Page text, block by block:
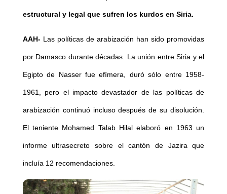
estructural y legal que sufren los kurdos en Siria.
AAH-Las políticas de arabización han sido promovidas
por Damasco durante décadas. La unión entre Siria y el
Egipto de Nasser fue efímera, duró sólo entre 1958-
1961, pero el impacto devastador de las políticas de
arabización continuó incluso después de su disolución.
El teniente Mohamed Talab Hilal elaboró en 1963 un
informe ultrasecreto sobre el cantón de Jazira que
incluía 12 recomendaciones.